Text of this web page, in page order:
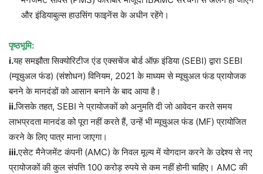
और इंडियाबुल्स हाउसिंग फाइनेंस के अधीन रहेंगे।
पृष्ठभूमि:
i.यह समझौता सिक्योरिटीज एंड एक्सचेंज बोर्ड ऑफ़ इंडिया (SEBI) द्वारा SEBI
(म्यूचुअल फंड) (संशोधन) विनियम, 2021 के माध्यम से म्यूचुअल फंड प्रायोजक
बनने के मानदंडों को आसान बनाने के बाद आया है।
ii.जिसके तहत, SEBI ने प्रायोजकों को अनुमति दी जो आवेदन करते समय
लाभप्रदता मानदंड को पूरा नहीं करते हैं, उन्हें भी म्यूचुअल फंड (MF) प्रायोजित
करने के लिए पात्र माना जाएगा।
iii.एसेट मैनेजमेंट कंपनी (AMC) के निवल मूल्य में योगदान करने के उद्देश्य से नए
प्रायोजकों की कुल संपत्ति 100 करोड़ रुपये से कम नहीं होनी चाहिए। AMC की